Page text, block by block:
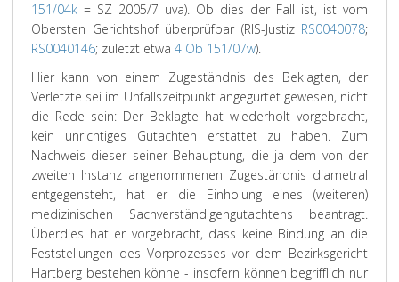
151/04k = SZ 2005/7 uva). Ob dies der Fall ist, ist vom
Obersten Gerichtshof überprüfbar (RIS-Justiz RS0040078;
RS0040146; zuletzt etwa 4 Ob 151/07w).
Hier kann von einem Zugeständnis des Beklagten, der
Verletzte sei im Unfallszeitpunkt angegurtet gewesen, nicht
die Rede sein: Der Beklagte hat wiederholt vorgebracht,
kein unrichtiges Gutachten erstattet zu haben. Zum
Nachweis dieser seiner Behauptung, die ja dem von der
zweiten Instanz angenommenen Zugeständnis diametral
entgegensteht, hat er die Einholung eines (weiteren)
medizinischen Sachverständigengutachtens beantragt.
Überdies hat er vorgebracht, dass keine Bindung an die
Feststellungen des Vorprozesses vor dem Bezirksgericht
Hartberg bestehen könne - insofern können begrifflich nur